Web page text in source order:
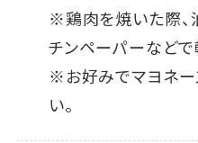
※鶏肉を焼いた際、
チンペーパーなどで
※お好みでマヨネー
い。